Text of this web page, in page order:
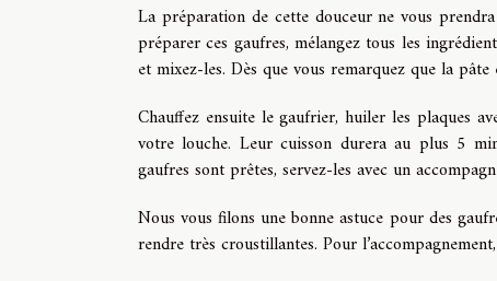
La préparation de cette douceur ne vous
préparer ces gaufres, mélangez tous les
et mixez-les. Dès que vous remarquez que la
Chauffez ensuite le gaufrier, huiler les plaques
votre louche. Leur cuisson durera au plus 5
gaufres sont prêtes, servez-les avec un
Nous vous filons une bonne astuce pour des
rendre très croustillantes. Pour